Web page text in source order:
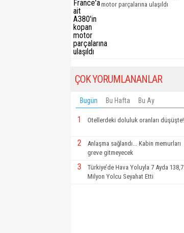
motor parçalarına ulaşıldı
ÇOK YORUMLANANLAR
Bugün Bu Hafta Bu Ay
1 Otellerdeki doluluk oranları düşüşte!
2
Anlaşma sağlandı... Kabin memurları
greve gitmeyecek
3
Türkiye’de Hava Yoluyla 7 Ayda 138,7
Milyon Yolcu Seyahat Etti